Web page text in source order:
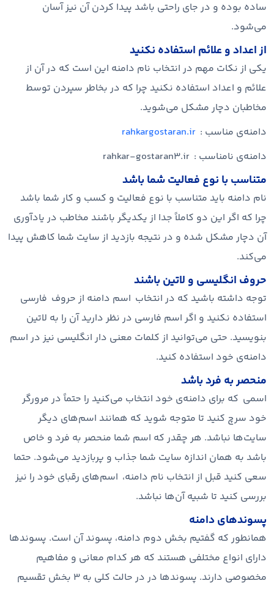
ساده بوده و در جای راحتی باشد پیدا کردن آن نیز آسان
می‌شود.
از اعداد و علائم استفاده نکنید
یکی از نکات مهم در انتخاب نام دامنه این است که در آن از
علائم و اعداد استفاده نکنید چرا که در بخاطر سپردن توسط
مخاطبان دچار مشکل می‌شوید.
دامنه‌ی مناسب : rahkargostaran.ir
دامنه‌ی نامناسب : rahkar-gostaran3.ir
متناسب با نوع فعالیت شما باشد
نام دامنه باید متناسب با نوع فعالیت و کسب و کار شما باشد
چرا که اگر این دو کاملاً جدا از یکدیگر باشند مخاطب در یادآوری
آن دچار مشکل شده و در نتیجه بازدید از سایت شما کاهش پیدا
می‌کند.
حروف انگلیسی و لاتین باشند
توجه داشته باشید که در انتخاب اسم دامنه از حروف فارسی
استفاده نکنید و اگر اسم فارسی در نظر دارید آن را به لاتین
بنویسید. حتی می‌توانید از کلمات معنی دار انگلیسی نیز در اسم
دامنه‌ی خود استفاده کنید.
منحصر به فرد باشد
اسمی که برای دامنه‌ی خود انتخاب می‌کنید را حتماً در مرورگر
خود سرچ کنید تا متوجه شوید که همانند اسم‌های دیگر
سایت‌ها نباشد. هر چقدر که اسم شما منحصر به فرد و خاص
باشد به همان اندازه سایت شما جذاب و پربازدید می‌شود. حتما
سعی کنید قبل از انتخاب نام دامنه، اسم‌های رقبای خود را نیز
بررسی کنید تا شبیه آن‌ها نباشد.
پسوندهای دامنه
همانطور که گفتیم بخش دوم دامنه، پسوند آن است. پسوندها
دارای انواع مختلفی هستند که هر کدام معانی و مفاهیم
مخصوصی دارند. پسوندها در در حالت کلی به ۳ بخش تقسیم